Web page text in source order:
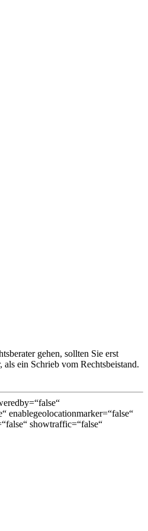
gehen, sollten Sie erst
ein Schrieb vom Rechtsbeistand.
enablegeolocationmarker=“false“
showtraffic=“false“